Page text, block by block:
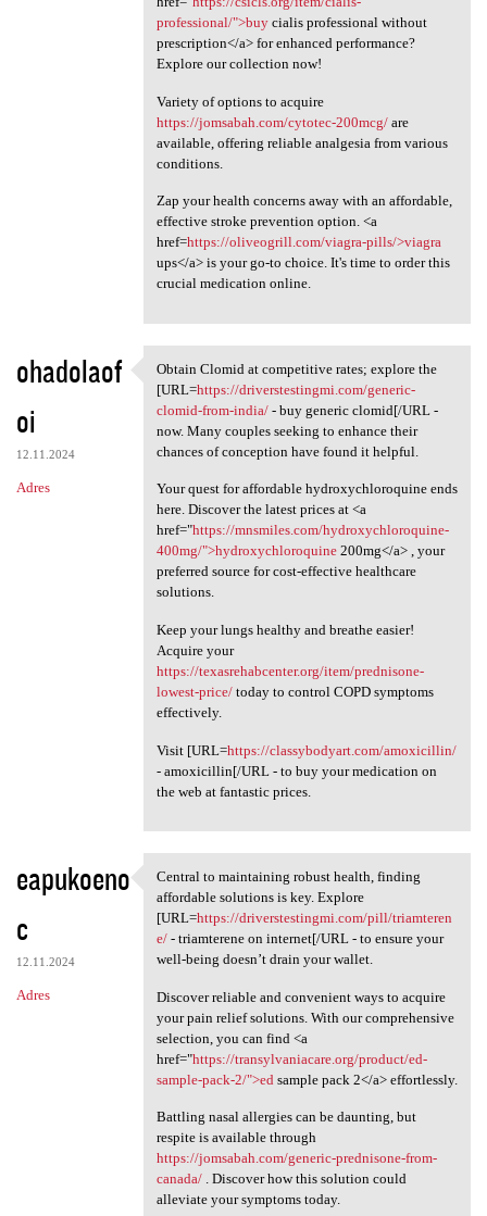
professional/">buycialis professional without
prescription</a> for enhanced performance?
Explore our collection now!
Variety of options to acquire
https://jomsabah.com/cytotec-200mcg/are
available, offering reliable analgesia from various
conditions.
Zap your health concerns away with an affordable,
effective stroke prevention option. <a
href=https://oliveogrill.com/viagra-pills/>viagra
ups</a> is your go-to choice. It's time to order this
crucial medication online.
ohadolaof
oi
12.11.2024
Adres
Obtain Clomid at competitive
Obtain Clomid at competitive rates; explore the
[URL=https://driverstestingmi.com/generic-
clomid-from-india/- buy generic clomid[/URL -
now. Many couples seeking to enhance their
chances of conception have found it helpful.
Your quest for affordable hydroxychloroquine ends
here. Discover the latest prices at <a
href="https://mnsmiles.com/hydroxychloroquine-
400mg/">hydroxychloroquine200mg</a> , your
preferred source for cost-effective healthcare
solutions.
Keep your lungs healthy and breathe easier!
Acquire your
https://texasrehabcenter.org/item/prednisone-
lowest-price/today to control COPD symptoms
effectively.
Visit [URL=https://classybodyart.com/amoxicillin/
- amoxicillin[/URL - to buy your medication on
the web at fantastic prices.
eapukoeno
c
12.11.2024
Adres
Central to maintaining robust
Central to maintaining robust health, finding
affordable solutions is key. Explore
[URL=https://driverstestingmi.com/pill/triamteren
e/- triamterene on internet[/URL - to ensure your
well-being doesn’t drain your wallet.
Discover reliable and convenient ways to acquire
your pain relief solutions. With our comprehensive
selection, you can find <a
href="https://transylvaniacare.org/product/ed-
sample-pack-2/">ed sample pack 2</a> effortlessly.
Battling nasal allergies can be daunting, but
respite is available through
https://jomsabah.com/generic-prednisone-from-
canada/. Discover how this solution could
alleviate your symptoms today.